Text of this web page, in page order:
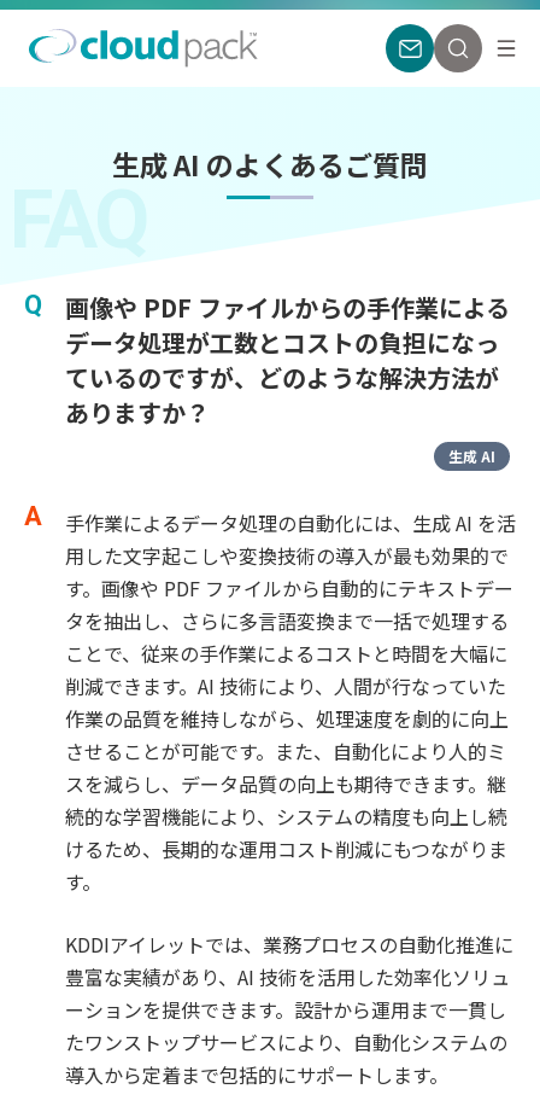
生成 AI のよくあるご質問
FAQ
画像や PDF ファイルからの手作業による
データ処理が工数とコストの負担になっ
ているのですが、どのような解決方法が
ありますか？
生成 AI
手作業によるデータ処理の自動化には、生成 AI を活
用した文字起こしや変換技術の導入が最も効果的で
す。画像や PDF ファイルから自動的にテキストデー
タを抽出し、さらに多言語変換まで一括で処理する
ことで、従来の手作業によるコストと時間を大幅に
削減できます。AI 技術により、人間が行なっていた
作業の品質を維持しながら、処理速度を劇的に向上
させることが可能です。また、自動化により人的ミ
スを減らし、データ品質の向上も期待できます。継
続的な学習機能により、システムの精度も向上し続
けるため、長期的な運用コスト削減にもつながりま
す。
KDDIアイレットでは、業務プロセスの自動化推進に
豊富な実績があり、AI 技術を活用した効率化ソリュ
ーションを提供できます。設計から運用まで一貫し
たワンストップサービスにより、自動化システムの
導入から定着まで包括的にサポートします。